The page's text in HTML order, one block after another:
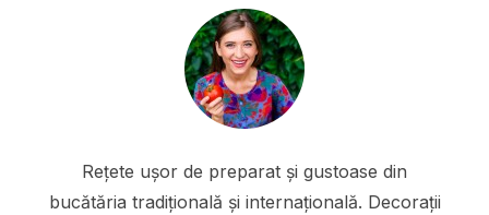
Rețete ușor de preparat și gustoase din
bucătăria tradițională și internațională. Decorații